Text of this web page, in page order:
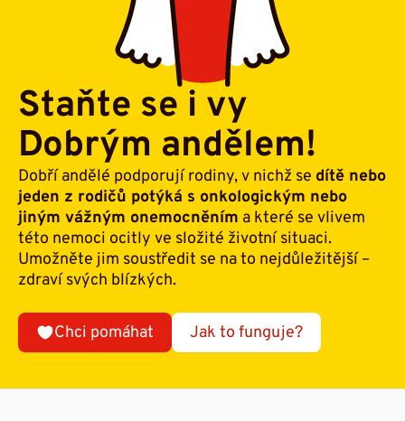
Staňte se i vy
Dobrým andělem!
Dobří andělé podporují rodiny, v nichž se dítě nebo
jeden z rodičů potýká s onkologickým nebo
jiným vážným onemocněním a které se vlivem
této nemoci ocitly ve složité životní situaci.
Umožněte jim soustředit se na to nejdůležitější –
zdraví svých blízkých.
Chci pomáhat Jak to funguje?